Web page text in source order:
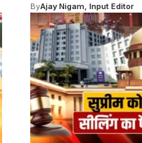
ByAjay Nigam, Input Editor